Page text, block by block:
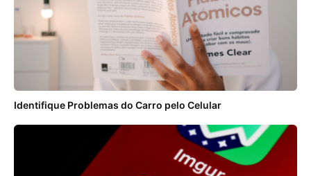
Identifique Problemas do Carro pelo Celular